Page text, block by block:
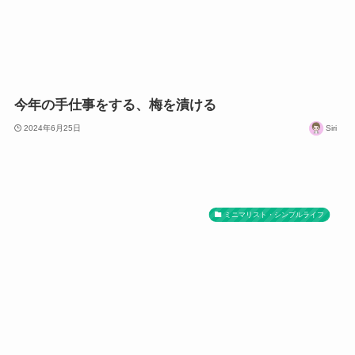
今年の手仕事をする、梅を漬ける
2024年6月25日 Siri
ミニマリスト・シンプルライフ